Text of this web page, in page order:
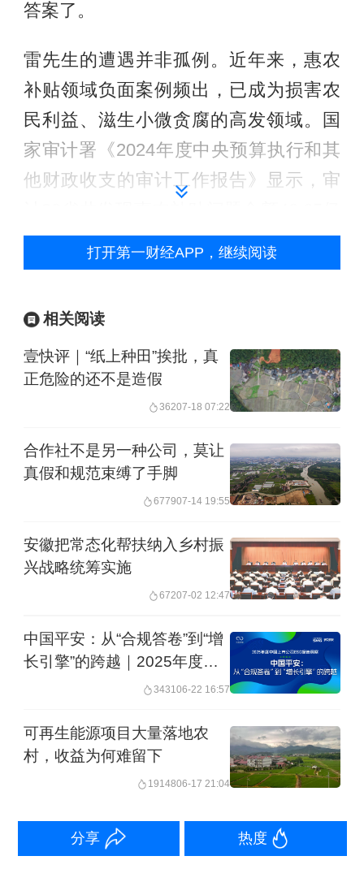
答案了。
雷先生的遭遇并非孤例。近年来，惠农
补贴领域负面案例频出，已成为损害农
民利益、滋生小微贪腐的高发领域。国
家审计署《2024年度中央预算执行和其
他财政收支的审计工作报告》显示，审
元。其中，3200余名基层干部利用审核
权限虚报农户信息、冒领补贴近2330万
造80余户农户资料，累计冒领惠农补贴
400余万元用于挥霍赌博。此外，职业中
介勾结空壳涉农主体、伪造项目资质套
场、优亲厚友克扣农户补贴、部分农户
被诱导出借证件参与骗补等乱象也屡见
惠农补贴是中央强农惠农富农政策的具
体体现，每一分钱都承载着对农民的关
留挪用、虚报冒领，不仅直接侵害农民
的切身利益，更严重透支政府公信力，
地地力保护补贴这样直接面向农户的“阳
光资金”都能变成说不清道不明的“糊涂
针对惠农补贴发放乱象，多地、多部门
打开第一财经APP，继续阅读
相关阅读
壹快评｜“纸上种田”挨批，真
正危险的还不是造假
36207-18 07:22
合作社不是另一种公司，莫让
真假和规范束缚了手脚
677907-14 19:55
安徽把常态化帮扶纳入乡村振
兴战略统筹实施
67207-02 12:47
中国平安：从“合规答卷”到“增
长引擎”的跨越｜2025年度中
国上市公司ESG报告洞察
343106-22 16:57
可再生能源项目大量落地农
村，收益为何难留下
1914806-17 21:04
分享 热度